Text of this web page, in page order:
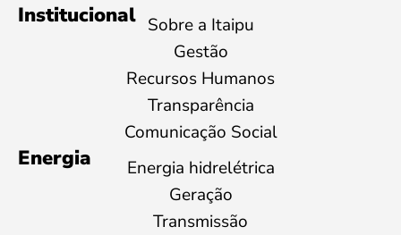
Institucional Sobre a Itaipu
Gestão
Recursos Humanos
Transparência
Comunicação Social
Energia
Energia hidrelétrica
Geração
Transmissão